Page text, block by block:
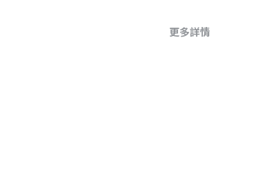
更多詳情